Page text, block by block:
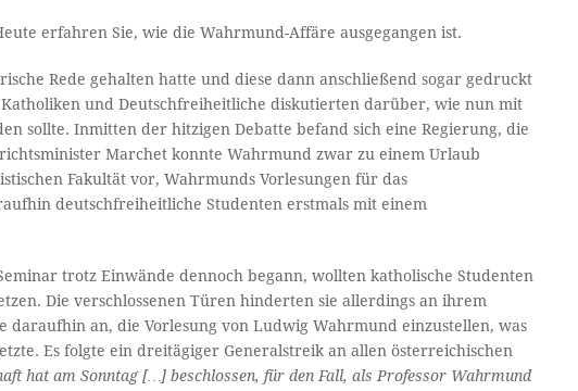
erfahren Sie, wie die Wahrmund-Affäre ausgegangen ist.
Rede gehalten hatte und diese dann anschließend sogar gedruckt
und Deutschfreiheitliche diskutierten darüber, wie nun mit
sollte. Inmitten der hitzigen Debatte befand sich eine Regierung, die
Marchet konnte Wahrmund zwar zu einem Urlaub
Fakultät vor, Wahrmunds Vorlesungen für das
deutschfreiheitliche Studenten erstmals mit einem
trotz Einwände dennoch begann, wollten katholische Studenten
Die verschlossenen Türen hinderten sie allerdings an ihrem
daraufhin an, die Vorlesung von Ludwig Wahrmund einzustellen, was
Es folgte ein dreitägiger Generalstreik an allen österreichischen
hat am Sonntag […] beschlossen, für den Fall, als Professor Wahrmund